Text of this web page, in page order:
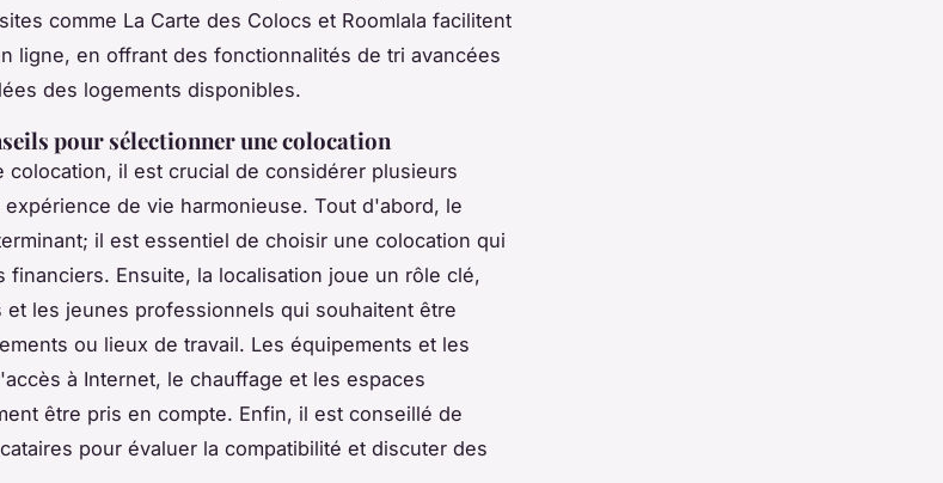
comme La Carte des Colocs et Roomlala facilitent
ligne, en offrant des fonctionnalités de tri avancées
des logements disponibles.
pour sélectionner une colocation
colocation, il est crucial de considérer plusieurs
de vie harmonieuse. Tout d'abord, le
il est essentiel de choisir une colocation qui
financiers. Ensuite, la localisation joue un rôle clé,
les jeunes professionnels qui souhaitent être
ou lieux de travail. Les équipements et les
à Internet, le chauffage et les espaces
être pris en compte. Enfin, il est conseillé de
pour évaluer la compatibilité et discuter des